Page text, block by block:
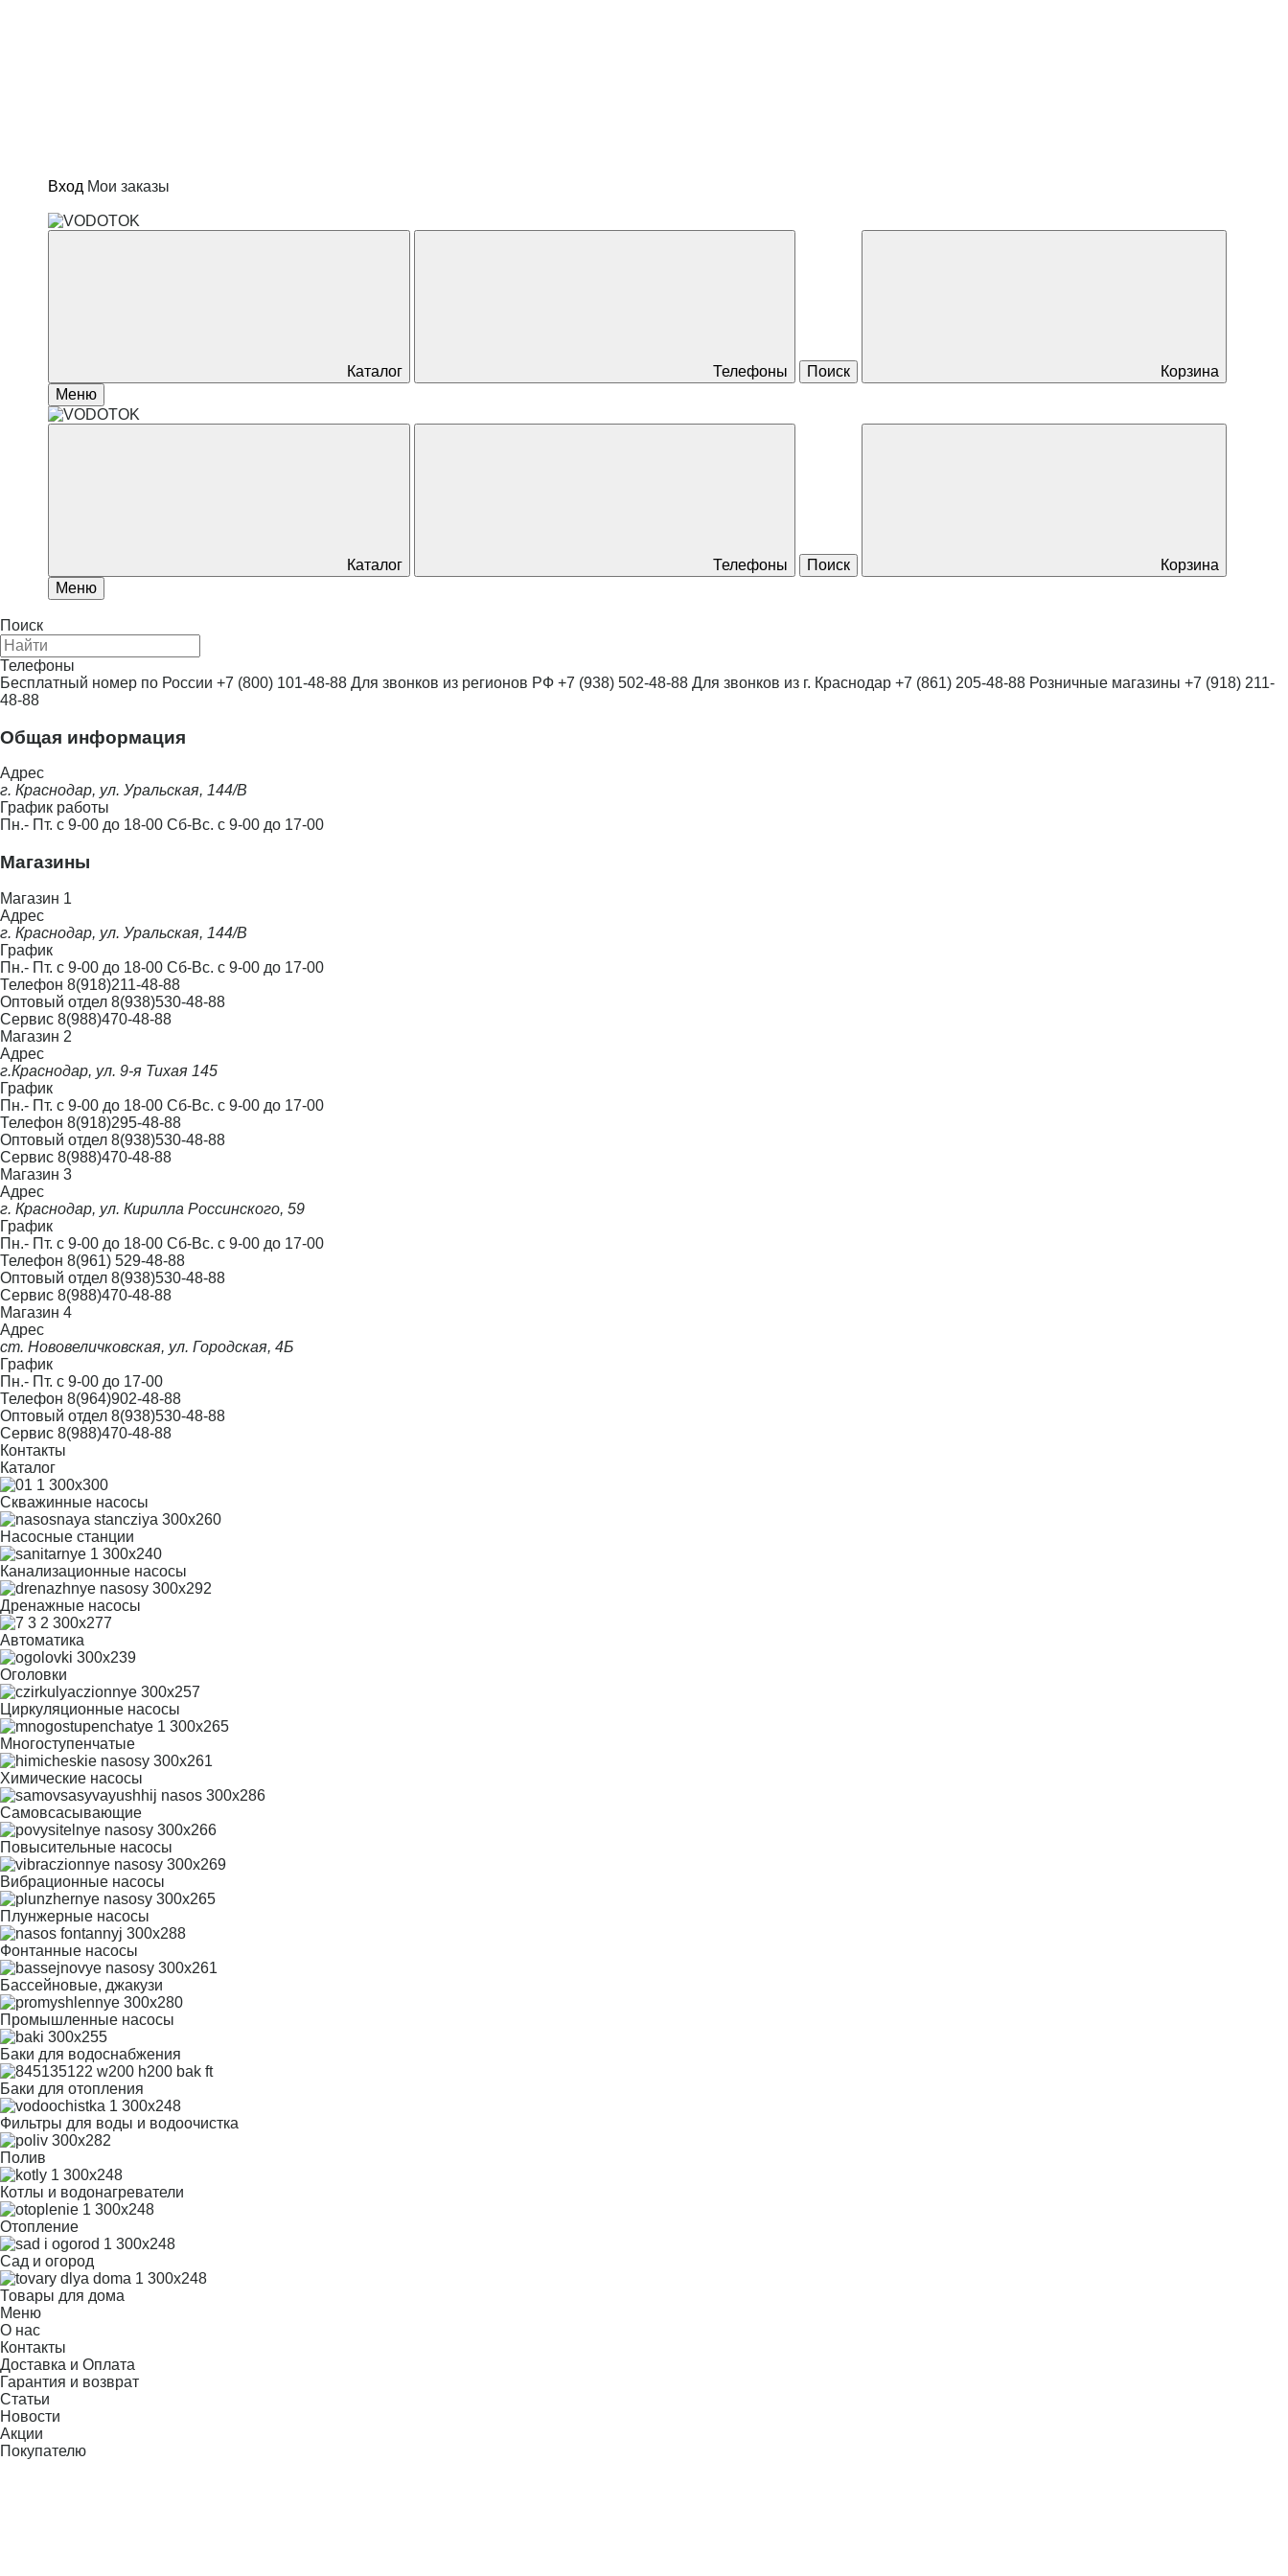
Вход Мои заказы
Каталог Телефоны Поиск
Корзина
Меню
Каталог Телефоны Поиск
Корзина
Меню
Поиск
Телефоны
Бесплатный номер по России +7 (800) 101-48-88 Для звонков из регионов РФ +7 (938) 502-48-88 Для звонков из г. Краснодар +7 (861) 205-48-88 Розничные магазины +7 (918) 211-
48-88
Общая информация
Адрес
г. Краснодар, ул. Уральская, 144/В
График работы
Пн.- Пт. с 9-00 до 18-00 Сб-Вс. с 9-00 до 17-00
Магазины
Магазин 1
Адрес
г. Краснодар, ул. Уральская, 144/В
График
Пн.- Пт. с 9-00 до 18-00 Сб-Вс. с 9-00 до 17-00
Телефон 8(918)211-48-88
Оптовый отдел 8(938)530-48-88
Сервис 8(988)470-48-88
Магазин 2
Адрес
г.Краснодар, ул. 9-я Тихая 145
График
Пн.- Пт. с 9-00 до 18-00 Сб-Вс. с 9-00 до 17-00
Телефон 8(918)295-48-88
Оптовый отдел 8(938)530-48-88
Сервис 8(988)470-48-88
Магазин 3
Адрес
г. Краснодар, ул. Кирилла Россинского, 59
График
Пн.- Пт. с 9-00 до 18-00 Сб-Вс. с 9-00 до 17-00
Телефон 8(961) 529-48-88
Оптовый отдел 8(938)530-48-88
Сервис 8(988)470-48-88
Магазин 4
Адрес
ст. Нововеличковская, ул. Городская, 4Б
График
Пн.- Пт. с 9-00 до 17-00
Телефон 8(964)902-48-88
Оптовый отдел 8(938)530-48-88
Сервис 8(988)470-48-88
Контакты
Каталог
Скважинные насосы
Насосные станции
Канализационные насосы
Дренажные насосы
Автоматика
Оголовки
Циркуляционные насосы
Многоступенчатые
Химические насосы
Самовсасывающие
Повысительные насосы
Вибрационные насосы
Плунжерные насосы
Фонтанные насосы
Бассейновые, джакузи
Промышленные насосы
Баки для водоснабжения
Баки для отопления
Фильтры для воды и водоочистка
Полив
Котлы и водонагреватели
Отопление
Сад и огород
Товары для дома
Меню
О нас
Контакты
Доставка и Оплата
Гарантия и возврат
Статьи
Новости
Акции
Покупателю